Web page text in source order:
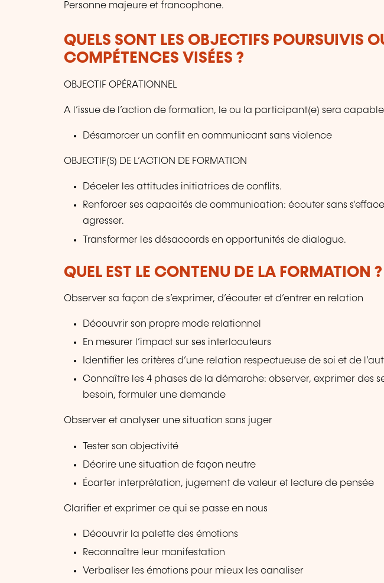
Personne majeure et francophone.
QUELS SONT LES OBJECTIFS POURSUIVIS
COMPÉTENCES VISÉES ?
OBJECTIF OPÉRATIONNEL
A l’issue de l’action de formation, le ou la participant(e) sera
Désamorcer un conflit en communicant sans violence
OBJECTIF(S) DE L’ACTION DE FORMATION
Déceler les attitudes initiatrices de conflits.
Renforcer ses capacités de communication: écouter sans
agresser.
Transformer les désaccords en opportunités de dialogue.
QUEL EST LE CONTENU DE LA FORMATION ?
Observer sa façon de s’exprimer, d’écouter et d’entrer en relation
Découvrir son propre mode relationnel
En mesurer l’impact sur ses interlocuteurs
Identifier les critères d’une relation respectueuse de soi et de
Connaître les 4 phases de la démarche: observer, exprimer des
besoin, formuler une demande
Observer et analyser une situation sans juger
Tester son objectivité
Décrire une situation de façon neutre
Écarter interprétation, jugement de valeur et lecture de pensée
Clarifier et exprimer ce qui se passe en nous
Découvrir la palette des émotions
Reconnaître leur manifestation
Verbaliser les émotions pour mieux les canaliser